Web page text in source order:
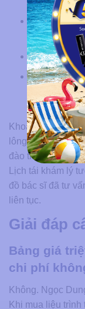
Dùng kem
môi trường
Không gãi
Ngưng nhổ
cách này
tác động
Khoảng 3-4 ngày
lông rụng. Đây là
đào thải nang
Lịch tái khám lý
đồ bác sĩ đã tư
liên tục.
Giải đáp
Bảng giá
chi phí
Không. Ngọc
Khi mua liệu trình